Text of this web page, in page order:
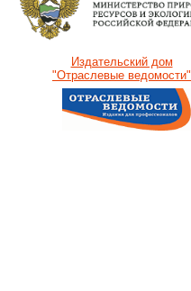
Издательский дом
"Отраслевые ведомости"